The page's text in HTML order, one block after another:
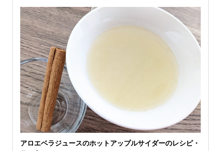
アロエベラジュースのホットアップルサイダーのレシピ・